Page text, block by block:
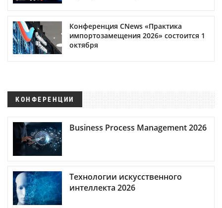
Конференция CNews «Практика
импортозамещения 2026» состоится 1
октября
КОНФЕРЕНЦИИ
Business Process Management 2026
Технологии искусственного
интеллекта 2026